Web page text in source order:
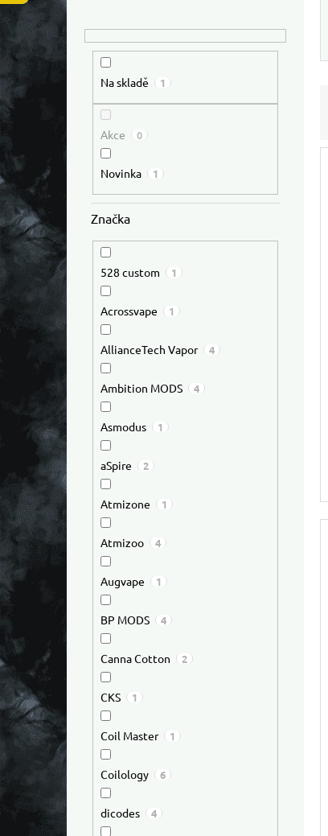
Na skladě 1
Akce 0
Novinka 1
Značka
528 custom 1
Acrossvape 1
AllianceTech Vapor 4
Ambition MODS 4
Asmodus 1
aSpire 2
Atmizone 1
Atmizoo 4
Augvape 1
BP MODS 4
Canna Cotton 2
CKS 1
Coil Master 1
Coilology 6
dicodes 4